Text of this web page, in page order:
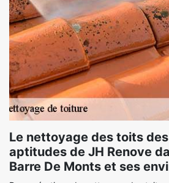
Le nettoyage des toits
aptitudes de JH Renove
Barre De Monts et ses